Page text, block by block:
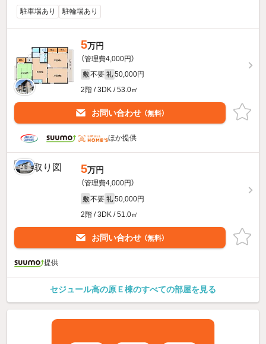
駐車場あり 駐輪場あり
5万円
（管理費4,000円）
敷 不要 礼 50,000円
2階 / 3DK / 53.0㎡
お問い合わせ （無料）
ほか提供
5万円
（管理費4,000円）
敷 不要 礼 50,000円
2階 / 3DK / 51.0㎡
お問い合わせ （無料）
提供
セジュール高の原Ｅ棟のすべての部屋を見る